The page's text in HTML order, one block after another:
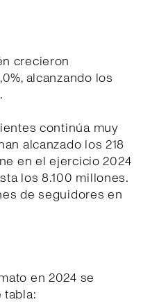
crecieron
alcanzando los
continúa muy
alcanzado los 218
en el ejercicio 2024
los 8.100 millones.
de seguidores en
en 2024 se